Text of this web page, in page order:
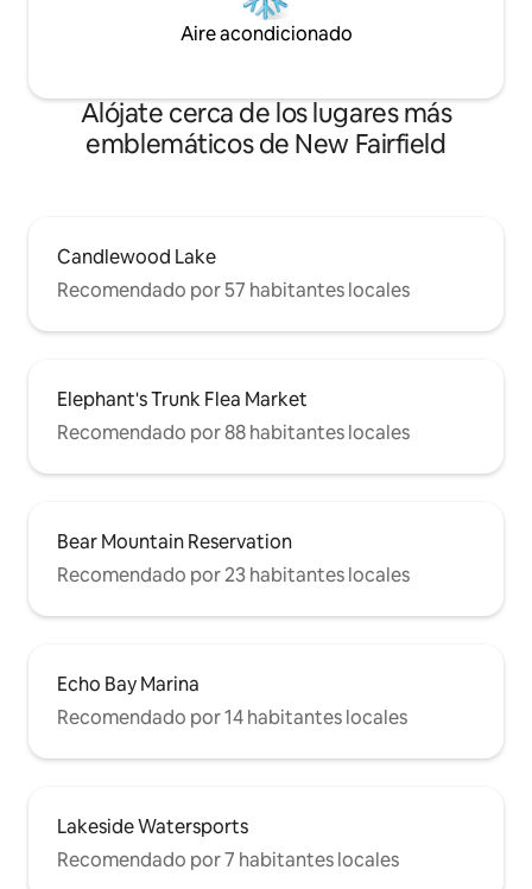
Aire acondicionado
Alójate cerca de los lugares más
emblemáticos de New Fairfield
Candlewood Lake
Recomendado por 57 habitantes locales
Elephant's Trunk Flea Market
Recomendado por 88 habitantes locales
Bear Mountain Reservation
Recomendado por 23 habitantes locales
Echo Bay Marina
Recomendado por 14 habitantes locales
Lakeside Watersports
Recomendado por 7 habitantes locales